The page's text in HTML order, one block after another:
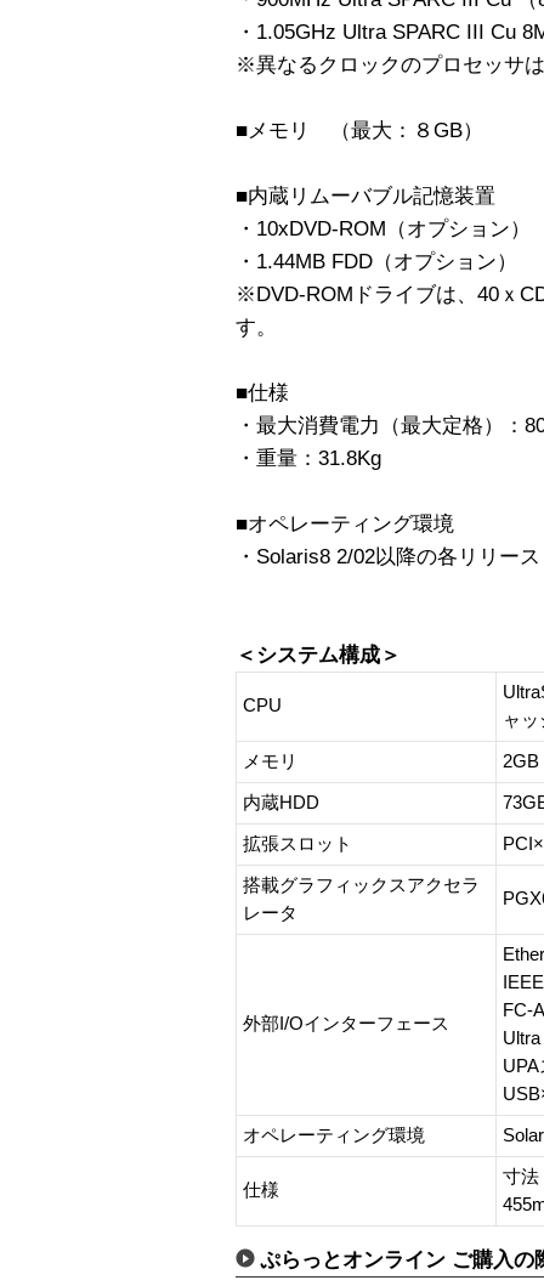
・1.05GHz Ultra SPARC III Cu
※異なるクロックのプロセッサ
■メモリ （最大：８GB）
■内蔵リムーバブル記憶装置
・10xDVD-ROM（オプション）
・1.44MB FDD（オプション）
※DVD-ROMドライブは、40ｘ
す。
■仕様
・最大消費電力（最大定格）：
・重量：31.8Kg
■オペレーティング環境
・Solaris8 2/02以降の各リリース
＜システム構成＞
CPU
ャッ
メモリ 2GB
内蔵HDD
拡張スロット
搭載グラフィックスアクセラ
レータ
外部I/Oインターフェース
FC-
オペレーティング環境
仕様
寸法
ぷらっとオンライン ご購入の